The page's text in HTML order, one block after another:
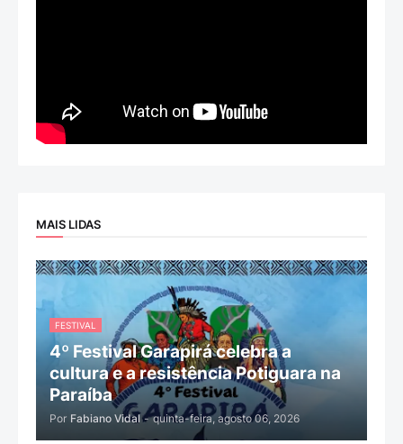
MAIS LIDAS
FESTIVAL
4º Festival Garapirá celebra a
cultura e a resistência Potiguara na
Paraíba
Por Fabiano Vidal - quinta-feira, agosto 06, 2026